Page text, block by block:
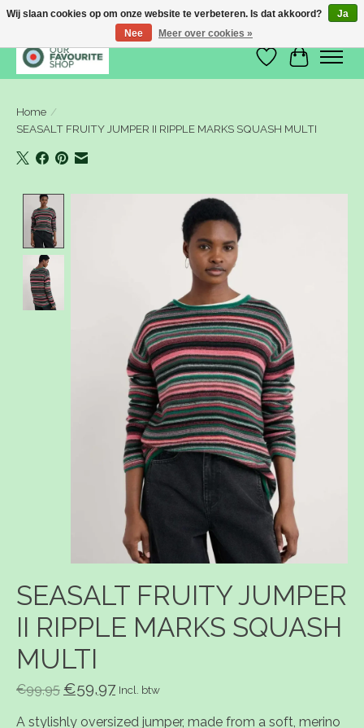
Verlanglijst
Home /
SEASALT FRUITY JUMPER II RIPPLE MARKS SQUASH MULTI
Product image slideshow Items
SEASALT FRUITY JUMPER
II RIPPLE MARKS SQUASH
MULTI
€99,95 €59,97 Incl. btw
A stylishly oversized jumper, made from a soft, merino
Wij slaan cookies op om onze website te verbeteren. Is dat akkoord?
Ja
Nee
Meer over cookies »